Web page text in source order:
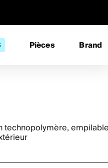
Pièces Brand
technopolymère,